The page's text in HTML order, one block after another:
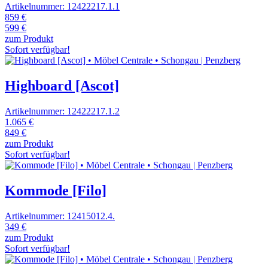
Artikelnummer: 12422217.1.1
859 €
599 €
zum Produkt
Sofort verfügbar!
Highboard [Ascot]
Artikelnummer: 12422217.1.2
1.065 €
849 €
zum Produkt
Sofort verfügbar!
Kommode [Filo]
Artikelnummer: 12415012.4.
349 €
zum Produkt
Sofort verfügbar!